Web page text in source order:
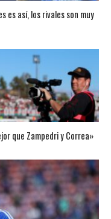
es así, los rivales son muy
que Zampedri y Correa»